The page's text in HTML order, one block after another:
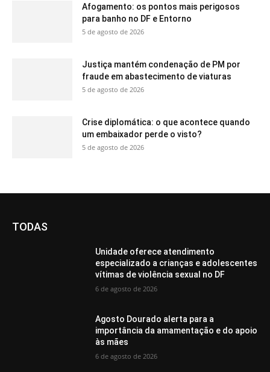
Afogamento: os pontos mais perigosos
para banho no DF e Entorno
5 de agosto de 2026
Justiça mantém condenação de PM por
fraude em abastecimento de viaturas
5 de agosto de 2026
Crise diplomática: o que acontece quando
um embaixador perde o visto?
5 de agosto de 2026
TODAS
Unidade oferece atendimento
especializado a crianças e adolescentes
vítimas de violência sexual no DF
6 de agosto de 2026
Agosto Dourado alerta para a
importância da amamentação e do apoio
às mães
6 de agosto de 2026